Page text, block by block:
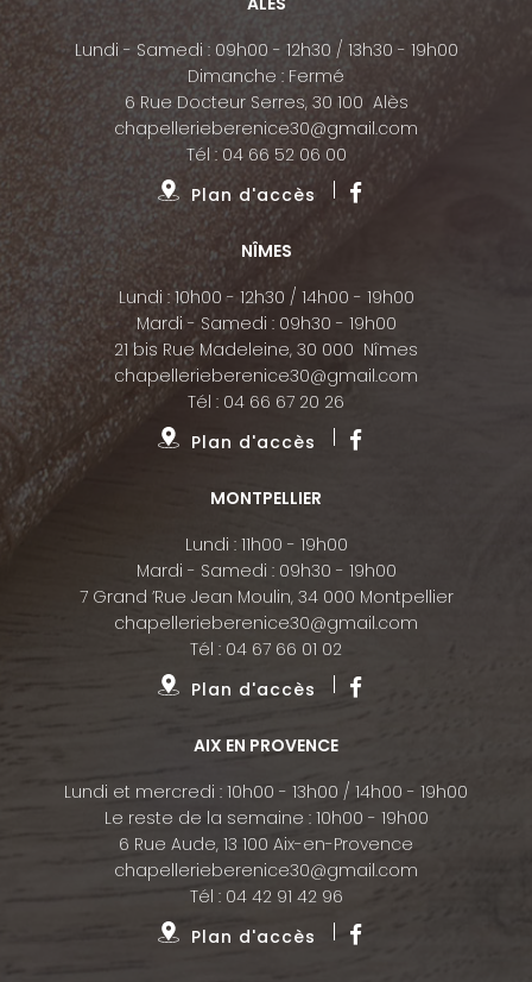
Lundi - Samedi : 09h00 - 12h30 / 13h30 - 19h00
Dimanche : Fermé
6 Rue Docteur Serres, 30 100 Alès
chapellerieberenice30@gmail.com
Tél : 04 66 52 06 00
Plan d'accès
NÎMES
Lundi : 10h00 - 12h30 / 14h00 - 19h00
Mardi - Samedi : 09h30 - 19h00
21 bis Rue Madeleine, 30 000 Nîmes
chapellerieberenice30@gmail.com
Tél : 04 66 67 20 26
Plan d'accès
MONTPELLIER
Lundi : 11h00 - 19h00
Mardi - Samedi : 09h30 - 19h00
7 Grand ’Rue Jean Moulin, 34 000 Montpellier
chapellerieberenice30@gmail.com
Tél : 04 67 66 01 02
Plan d'accès
AIX EN PROVENCE
Lundi et mercredi : 10h00 - 13h00 / 14h00 - 19h00
Le reste de la semaine : 10h00 - 19h00
6 Rue Aude, 13 100 Aix-en-Provence
chapellerieberenice30@gmail.com
Tél : 04 42 91 42 96
Plan d'accès